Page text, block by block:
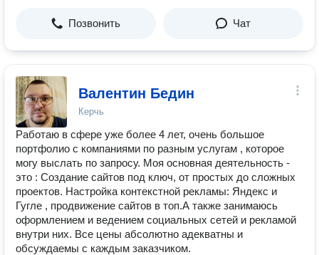
Позвонить Чат
Валентин Бедин
Керчь
Работаю в сфере уже более 4 лет, очень большое
портфолио с компаниями по разным услугам , которое
могу выслать по запросу. Моя основная деятельность -
это : Создание сайтов под ключ, от простых до сложных
проектов. Настройка контекстной рекламы: Яндекс и
Гугле , продвижение сайтов в топ.А также занимаюсь
оформлением и ведением социальных сетей и рекламой
внутри них. Все цены абсолютно адекватны и
обсуждаемы с каждым заказчиком.